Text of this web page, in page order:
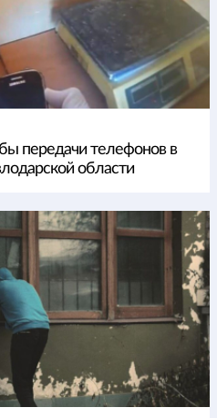
передачи телефонов в
области